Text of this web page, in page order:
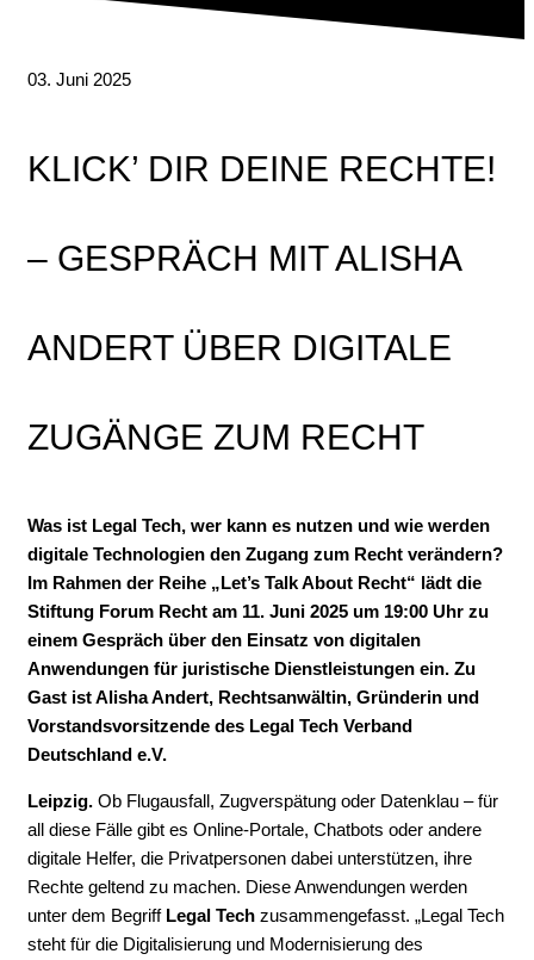
03. Juni 2025
KLICK’ DIR DEINE RECHTE!
– GESPRÄCH MIT ALISHA
ANDERT ÜBER DIGITALE
ZUGÄNGE ZUM RECHT
Was ist Legal Tech, wer kann es nutzen und wie werden
digitale Technologien den Zugang zum Recht verändern?
Im Rahmen der Reihe „Let’s Talk About Recht“ lädt die
Stiftung Forum Recht am 11. Juni 2025 um 19:00 Uhr zu
einem Gespräch über den Einsatz von digitalen
Anwendungen für juristische Dienstleistungen ein. Zu
Gast ist Alisha Andert, Rechtsanwältin, Gründerin und
Vorstandsvorsitzende des Legal Tech Verband
Deutschland e.V.
Leipzig. Ob Flugausfall, Zugverspätung oder Datenklau – für
all diese Fälle gibt es Online-Portale, Chatbots oder andere
digitale Helfer, die Privatpersonen dabei unterstützen, ihre
Rechte geltend zu machen. Diese Anwendungen werden
unter dem Begriff Legal Tech zusammengefasst. „Legal Tech
steht für die Digitalisierung und Modernisierung des